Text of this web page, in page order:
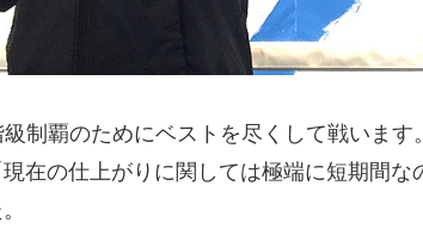
制覇のためにベストを尽くして戦いま
在の仕上がりに関しては極端に短期間